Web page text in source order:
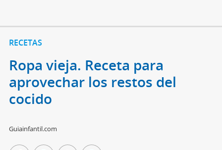
RECETAS
Ropa vieja. Receta para
aprovechar los restos del
cocido
Guiainfantil.com